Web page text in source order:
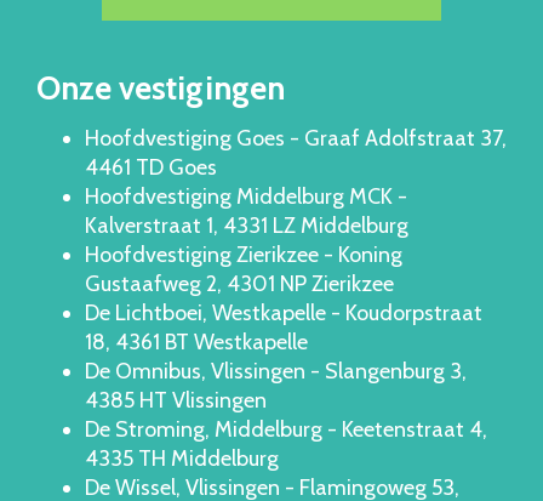
Onze vestigingen
Hoofdvestiging Goes - Graaf Adolfstraat 37,
4461 TD Goes
Hoofdvestiging Middelburg MCK -
Kalverstraat 1, 4331 LZ Middelburg
Hoofdvestiging Zierikzee - Koning
Gustaafweg 2, 4301 NP Zierikzee
De Lichtboei, Westkapelle - Koudorpstraat
18, 4361 BT Westkapelle
De Omnibus, Vlissingen - Slangenburg 3,
4385 HT Vlissingen
De Stroming, Middelburg - Keetenstraat 4,
4335 TH Middelburg
De Wissel, Vlissingen - Flamingoweg 53,